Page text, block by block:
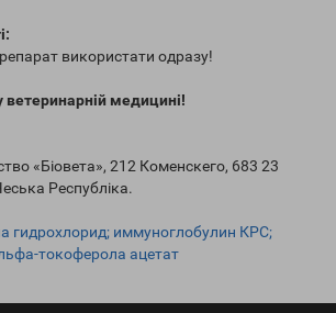
використати одразу!
ветеринарній медицині!
«Біовета», 212 Коменскего, 683 23
Республіка.
гидрохлорид; иммуноглобулин КРС;
токоферола ацетат